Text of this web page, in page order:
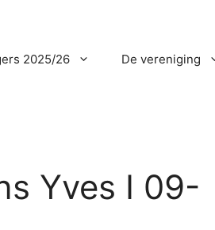
2025/26 De vereniging
Yves I 09-